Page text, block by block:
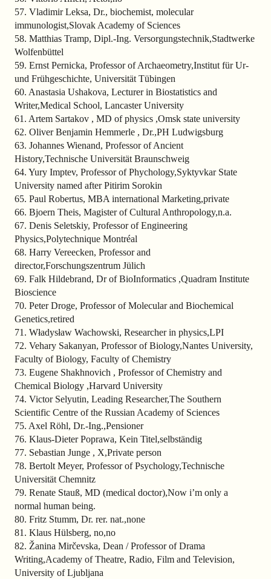
57. Vladimir Leksa, Dr., biochemist, molecular
immunologist,Slovak Academy of Sciences
58. Matthias Tramp, Dipl.-Ing. Versorgungstechnik,Stadtwerke
Wolfenbüttel
59. Ernst Pernicka, Professor of Archaeometry,Institut für Ur-
und Frühgeschichte, Universität Tübingen
60. Anastasia Ushakova, Lecturer in Biostatistics and
Writer,Medical School, Lancaster University
61. Artem Sartakov , MD of physics ,Omsk state university
62. Oliver Benjamin Hemmerle , Dr.,PH Ludwigsburg
63. Johannes Wienand, Professor of Ancient
History,Technische Universität Braunschweig
64. Yury Imptev, Professor of Phychology,Syktyvkar State
University named after Pitirim Sorokin
65. Paul Robertus, MBA international Marketing,private
66. Bjoern Theis, Magister of Cultural Anthropology,n.a.
67. Denis Seletskiy, Professor of Engineering
Physics,Polytechnique Montréal
68. Harry Vereecken, Professor and
director,Forschungszentrum Jülich
69. Falk Hildebrand, Dr of BioInformatics ,Quadram Institute
Bioscience
70. Peter Droge, Professor of Molecular and Biochemical
Genetics,retired
71. Władysław Wachowski, Researcher in physics,LPI
72. Vehary Sakanyan, Professor of Biology,Nantes University,
Faculty of Biology, Faculty of Chemistry
73. Eugene Shakhnovich , Professor of Chemistry and
Chemical Biology ,Harvard University
74. Victor Selyutin, Leading Researcher,The Southern
Scientific Centre of the Russian Academy of Sciences
75. Axel Röhl, Dr.-Ing.,Pensioner
76. Klaus-Dieter Poprawa, Kein Titel,selbständig
77. Sebastian Junge , X,Private person
78. Bertolt Meyer, Professor of Psychology,Technische
Universität Chemnitz
79. Renate Stauß, MD (medical doctor),Now i’m only a
normal human being.
80. Fritz Stumm, Dr. rer. nat.,none
81. Klaus Hülsberg, no,no
82. Žanina Mirčevska, Dean / Professor of Drama
Writing,Academy of Theatre, Radio, Film and Television,
University of Ljubljana